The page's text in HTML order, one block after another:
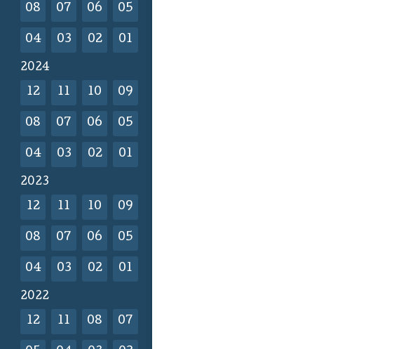
08 07 06 05
04 03 02 01
2024
12 11 10 09
08 07 06 05
04 03 02 01
2023
12 11 10 09
08 07 06 05
04 03 02 01
2022
12 11 08 07